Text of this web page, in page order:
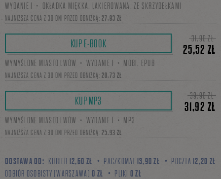
się
na
Facebooku
WYDANIE I・OKŁADKA MIĘKKA, LAKIEROWANA, ZE SKRZYDEŁKAMI
NAJNIŻSZA CENA Z 30 DNI PRZED OBNIŻKĄ: 27,93 ZŁ
KUP E-BOOK 31,90 ZŁ
25,52 ZŁ
WYMYŚLONE MIASTO LWÓW・WYDANIE I・MOBI, EPUB
NAJNIŻSZA CENA Z 30 DNI PRZED OBNIŻKĄ: 20,73 ZŁ
KUP MP3 39,90 ZŁ
31,92 ZŁ
WYMYŚLONE MIASTO LWÓW・WYDANIE I・MP3
NAJNIŻSZA CENA Z 30 DNI PRZED OBNIŻKĄ: 25,93 ZŁ
DOSTAWA OD: KURIER 12,60 ZŁ PACZKOMAT 13,90 ZŁ POCZTA 12,20 ZŁ
ODBIÓR OSOBISTY (WARSZAWA) 0 ZŁ PLIKI 0 ZŁ